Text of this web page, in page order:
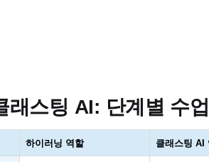
래스팅 AI: 단계별 수
하이러닝 역할 클래스팅 AI